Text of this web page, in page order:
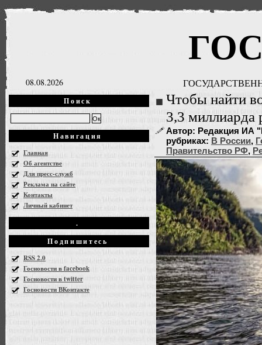
08.08.2026
Поиск
Навигация
Главная
Об агентстве
Для пресс-служб
Реклама на сайте
Контакты
Личный кабинет
.
Подпишитесь
RSS 2.0
Госновости в facebook
Госновости в twitter
Госновости ВКонтакте
Чтобы найти
3,3 миллиарда
Автор: Редакция ИА
рубриках: В России,
Правительство РФ,